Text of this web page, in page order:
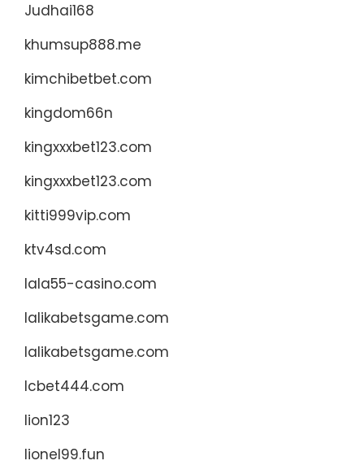
Judhai168
khumsup888.me
kimchibetbet.com
kingdom66n
kingxxxbet123.com
kingxxxbet123.com
kitti999vip.com
ktv4sd.com
lala55-casino.com
lalikabetsgame.com
lalikabetsgame.com
lcbet444.com
lion123
lionel99.fun